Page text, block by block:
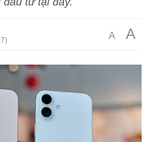
A A